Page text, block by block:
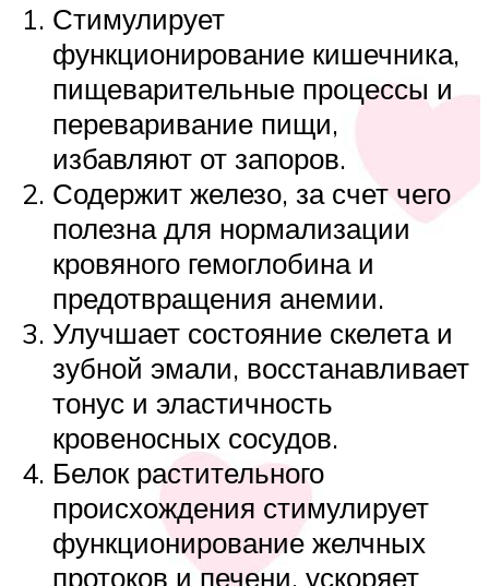
Стимулирует
функционирование кишечника,
пищеварительные процессы и
переваривание пищи,
избавляют от запоров.
Содержит железо, за счет чего
полезна для нормализации
кровяного гемоглобина и
предотвращения анемии.
Улучшает состояние скелета и
зубной эмали, восстанавливает
тонус и эластичность
кровеносных сосудов.
Белок растительного
происхождения стимулирует
функционирование желчных
протоков и печени, ускоряет